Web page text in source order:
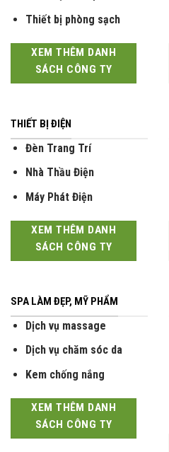
Thiết bị phòng sạch
XEM THÊM DANH
SÁCH CÔNG TY
THIẾT BỊ ĐIỆN
Đèn Trang Trí
Nhà Thầu Điện
Máy Phát Điện
XEM THÊM DANH
SÁCH CÔNG TY
SPA LÀM ĐẸP, MỸ PHẨM
Dịch vụ massage
Dịch vụ chăm sóc da
Kem chống nắng
XEM THÊM DANH
SÁCH CÔNG TY